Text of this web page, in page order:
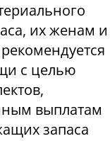
их женам и
с целью
выплатам
запаса